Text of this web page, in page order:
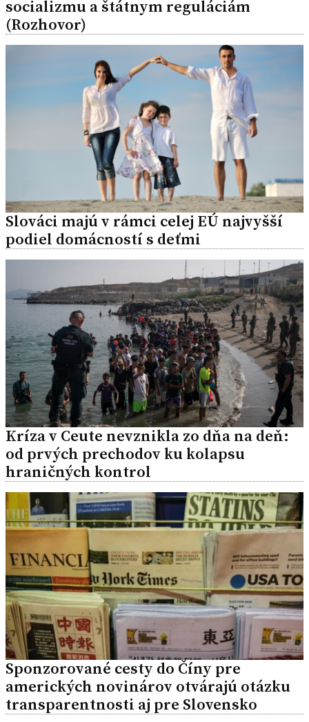
socializmu a štátnym reguláciám
(Rozhovor)
Slováci majú v rámci celej EÚ najvyšší
podiel domácností s deťmi
Kríza v Ceute nevznikla zo dňa na deň:
od prvých prechodov ku kolapsu
hraničných kontrol
Sponzorované cesty do Číny pre
amerických novinárov otvárajú otázku
transparentnosti aj pre Slovensko